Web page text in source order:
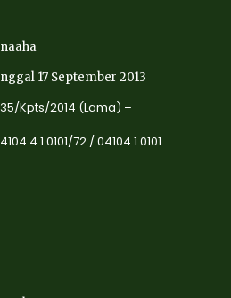
17 September 2013
Kpts/2014 (Lama) –
72 / 04104.1.0101